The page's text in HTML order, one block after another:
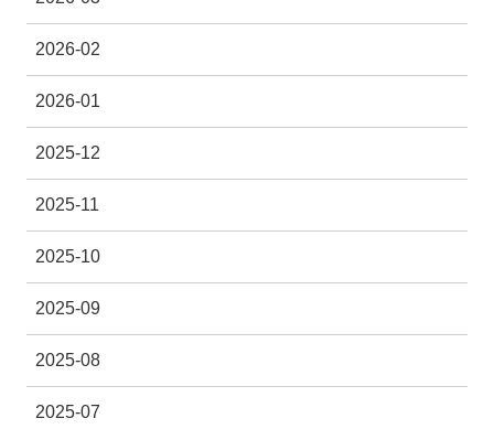
2026-02
2026-01
2025-12
2025-11
2025-10
2025-09
2025-08
2025-07